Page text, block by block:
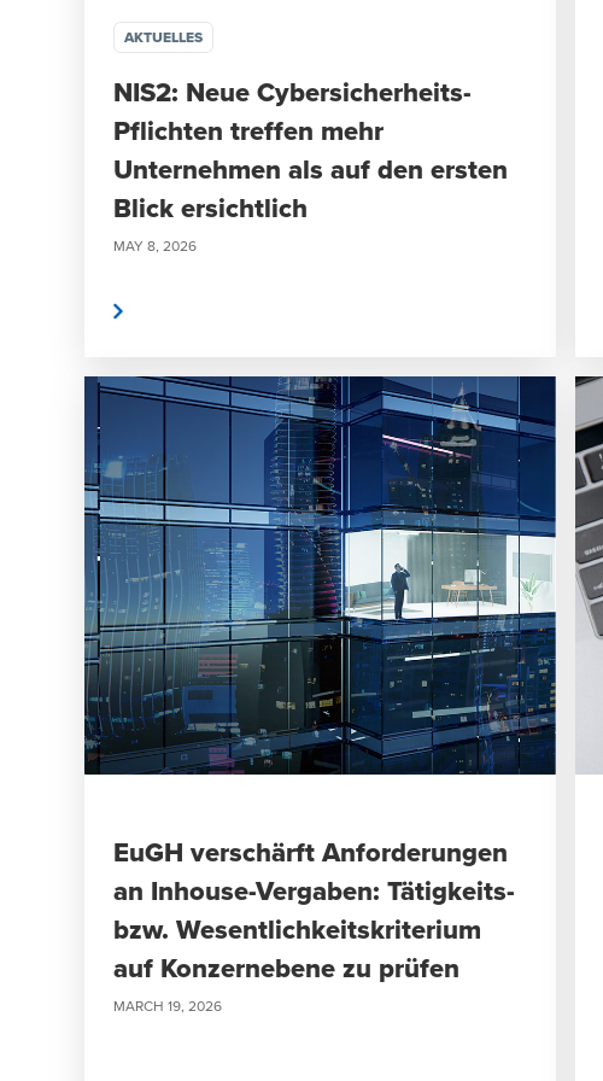
AKTUELLES
NIS2: Neue Cybersicherheits-
Pflichten treffen mehr
Unternehmen als auf den ersten
Blick ersichtlich
MAY 8, 2026
EuGH verschärft Anforderungen
an Inhouse-Vergaben: Tätigkeits-
bzw. Wesentlichkeitskriterium
auf Konzernebene zu prüfen
MARCH 19, 2026